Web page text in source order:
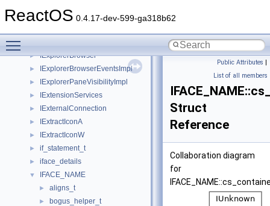
ReactOS 0.4.17-dev-599-ga318b62
► IEThreadParamBlock
► IExplorerBrowser
► IExplorerBrowserEventsImpl
► IExplorerPaneVisibilityImpl
► IExtensionServices
► IExternalConnection
► IExtractIconA
► IExtractIconW
► if_statement_t
► iface_details
▼ IFACE_NAME
► aligns_t
► bogus_helper_t
Public Attributes |
List of all members
Struct
Reference
Collaboration diagram
for